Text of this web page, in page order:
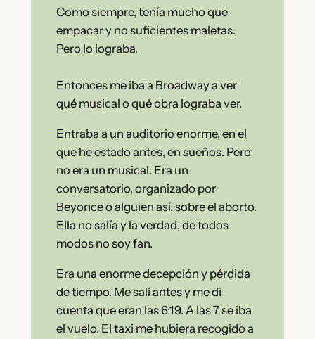
Como siempre, tenía mucho que
empacar y no suficientes maletas.
Pero lo lograba.
Entonces me iba a Broadway a ver
qué musical o qué obra lograba ver.
Entraba a un auditorio enorme, en el
que he estado antes, en sueños. Pero
no era un musical. Era un
conversatorio, organizado por
Beyonce o alguien así, sobre el aborto.
Ella no salía y la verdad, de todos
modos no soy fan.
Era una enorme decepción y pérdida
de tiempo. Me salí antes y me di
cuenta que eran las 6:19. A las 7 se iba
el vuelo. El taxi me hubiera recogido a